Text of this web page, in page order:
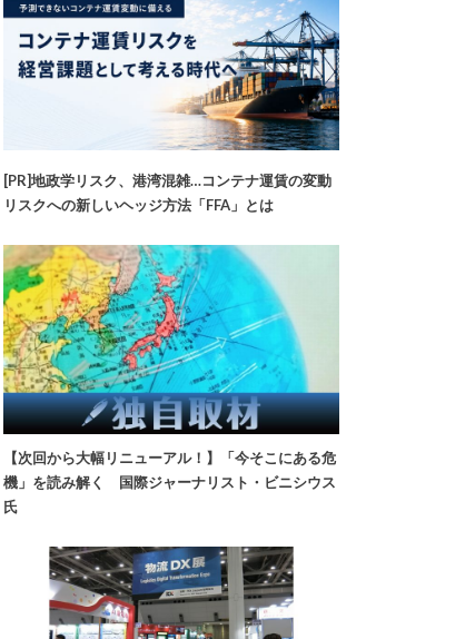
[PR]地政学リスク、港湾混雑…コンテナ運賃の変動
リスクへの新しいヘッジ方法「FFA」とは
【次回から大幅リニューアル！】「今そこにある危
機」を読み解く 国際ジャーナリスト・ビニシウス
氏